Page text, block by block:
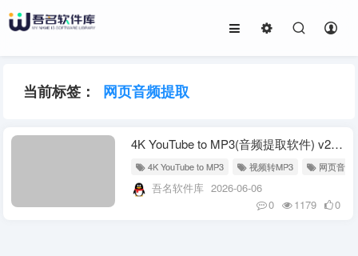
当前标签： 网页音频提取
4K YouTube to MP3(音频提取软件) v26.1.4.0367 多语便携版
4K YouTube to MP3 视频转MP3 网页音频
吾名软件库 2026-06-06
0
1179 0